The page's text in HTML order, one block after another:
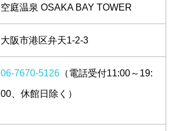
空庭温泉 OSAKA BAY TOWER
大阪市港区弁天1-2-3
06-7670-5126 （電話受付11:00～19:
00、休館日除く）